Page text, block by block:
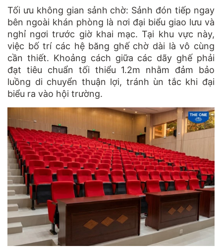
Tối ưu không gian sảnh chờ: Sảnh đón tiếp ngay
bên ngoài khán phòng là nơi đại biểu giao lưu và
nghỉ ngơi trước giờ khai mạc. Tại khu vực này,
việc bố trí các hệ băng ghế chờ dài là vô cùng
cần thiết. Khoảng cách giữa các dãy ghế phải
đạt tiêu chuẩn tối thiểu 1.2m nhằm đảm bảo
luồng di chuyển thuận lợi, tránh ùn tắc khi đại
biểu ra vào hội trường.